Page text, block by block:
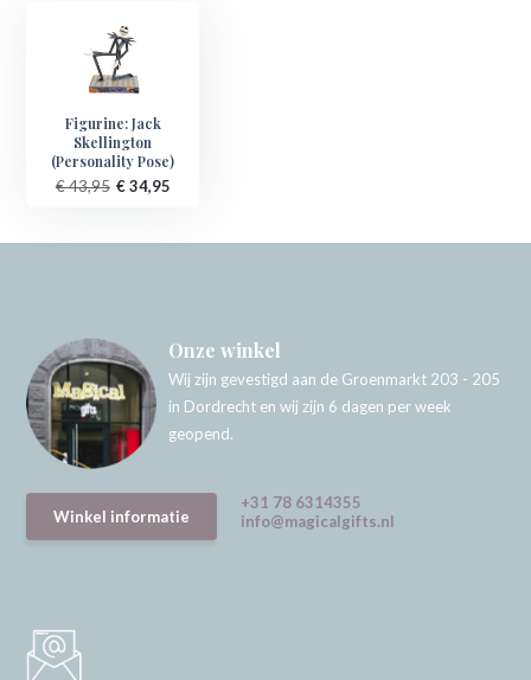
Figurine: Jack
Skellington
(Personality Pose)
€ 43,95 € 34,95
Onze winkel
Wij zijn gevestigd aan de Groenmarkt 203 - 205
in Dordrecht en wij zijn 6 dagen per week
geopend.
Winkel informatie
+31 78 6314355
info@magicalgifts.nl